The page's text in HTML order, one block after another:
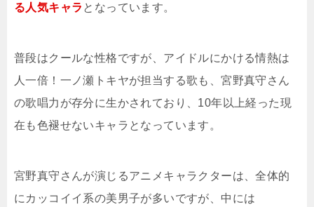
る人気キャラ となっています。
普段はクールな性格ですが、アイドルにかける情熱は
人一倍！一ノ瀬トキヤが担当する歌も、宮野真守さん
の歌唱力が存分に生かされており、10年以上経った現
在も色褪せないキャラとなっています。
宮野真守さんが演じるアニメキャラクターは、全体的
にカッコイイ系の美男子が多いですが、中には